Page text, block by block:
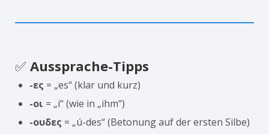
✅ Aussprache-Tipps
-ες = „es“ (klar und kurz)
-οι = „i“ (wie in „ihm“)
-ουδες = „ú-des“ (Betonung auf der ersten Silbe)